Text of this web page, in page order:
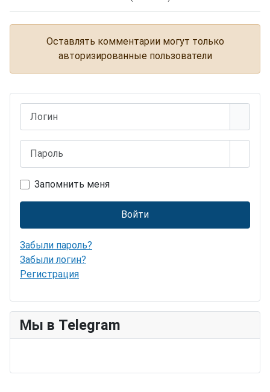
Оставлять комментарии могут только
авторизированные пользователи
Запомнить меня
Войти
Забыли пароль?
Забыли логин?
Регистрация
Мы в Telegram